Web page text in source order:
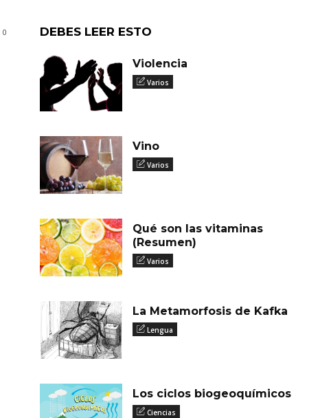
0 DEBES LEER ESTO
Violencia
Varios
Vino
Varios
Qué son las vitaminas
(Resumen)
Varios
La Metamorfosis de Kafka
Lengua
Los ciclos biogeoquímicos
Ciencias